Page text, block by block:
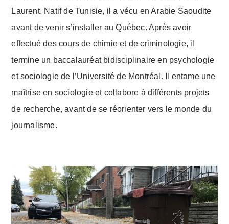
Laurent. Natif de Tunisie, il a vécu en Arabie Saoudite
avant de venir s’installer au Québec. Après avoir
effectué des cours de chimie et de criminologie, il
termine un baccalauréat bidisciplinaire en psychologie
et sociologie de l’Université de Montréal. Il entame une
maîtrise en sociologie et collabore à différents projets
de recherche, avant de se réorienter vers le monde du
journalisme.